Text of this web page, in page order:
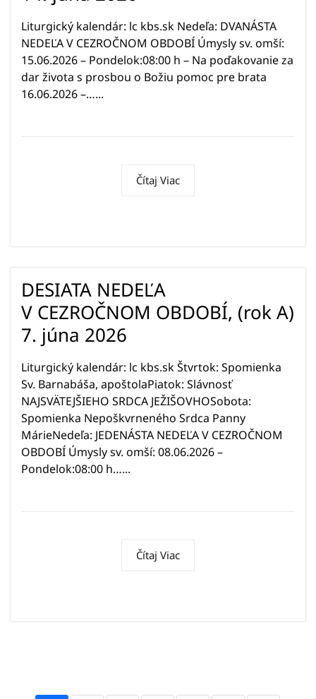
Liturgický kalendár: lc kbs.sk Nedeľa: DVANÁSTA
NEDEĽA V CEZROČNOM OBDOBÍ Úmysly sv. omší:
15.06.2026 – Pondelok:08:00 h – Na poďakovanie za
dar života s prosbou o Božiu pomoc pre brata
16.06.2026 –…...
Čítaj Viac
DESIATA NEDEĽA
V CEZROČNOM OBDOBÍ, (rok A)
7. júna 2026
Liturgický kalendár: lc kbs.sk Štvrtok: Spomienka
Sv. Barnabáša, apoštolaPiatok: Slávnosť
NAJSVÄTEJŠIEHO SRDCA JEŽIŠOVHOSobota:
Spomienka Nepoškvrneného Srdca Panny
MárieNedeľa: JEDENÁSTA NEDEĽA V CEZROČNOM
OBDOBÍ Úmysly sv. omší: 08.06.2026 –
Pondelok:08:00 h…...
Čítaj Viac